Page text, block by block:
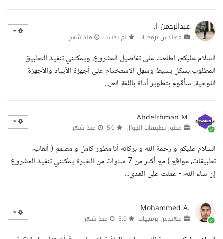
عبدالرحمن ا.
مهندس برمجيات لم يحسب منذ شهر
السلام عليكم، اطلعت على تفاصيل المشروع، ويمكنني تنفيذ التطبيق
المطلوب بشكل بسيط وسهل الاستخدام على أجهزة الآيباد والأجهزة
اللوحية. سأقوم بتطوير أداة باللغة العر...
Abdelrhman M.
مطور تطبيقات الجوال منذ شهر
السلام عليكم و رحمة الله و بركاته أنا مطور كامل و مصمم ( ألعاب،
تطبيقات، مواقع ) مع أكثر من 7 سنوات من الخبرة يمكنني تنفيذ المشروع
إن شاء الله، - عملت على العدي...
Mohammed A.
مهندس برمجيات منذ شهر